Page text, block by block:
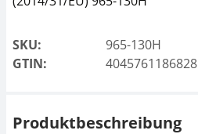
SKU:
965-130H
GTIN:
4045761186828
Produktbeschreibung